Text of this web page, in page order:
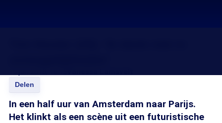
Delen
In een half uur van Amsterdam naar Parijs.
Het klinkt als een scène uit een futuristische